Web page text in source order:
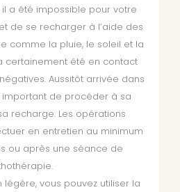
il a été impossible pour votre
de se recharger à l’aide des
comme la pluie, le soleil et la
certainement été en contact
Aussitôt arrivée dans
important de procéder à sa
recharge. Les opérations
en entretien au minimum
ou après une séance de
légère, vous pouvez utiliser la